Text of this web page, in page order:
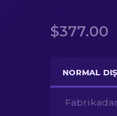
$377.00
NORMAL